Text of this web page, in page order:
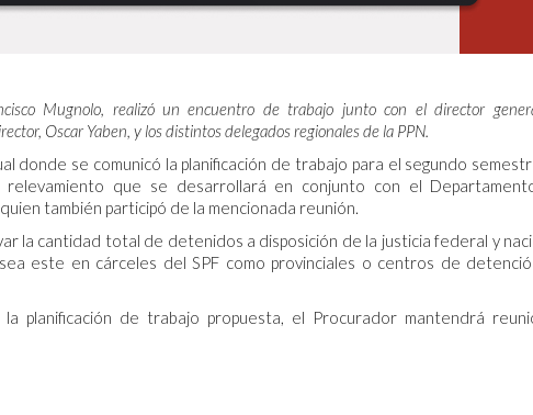
Mugnolo, realizó un encuentro de trabajo junto con el director
Oscar Yaben, y los distintos delegados regionales de la PPN.
donde se comunicó la planificación de trabajo para el segundo
que se desarrollará en conjunto con el
también participó de la mencionada reunión.
la cantidad total de detenidos a disposición de la justicia federal y
este en cárceles del SPF como provinciales o centros de
planificación de trabajo propuesta, el Procurador mantendrá